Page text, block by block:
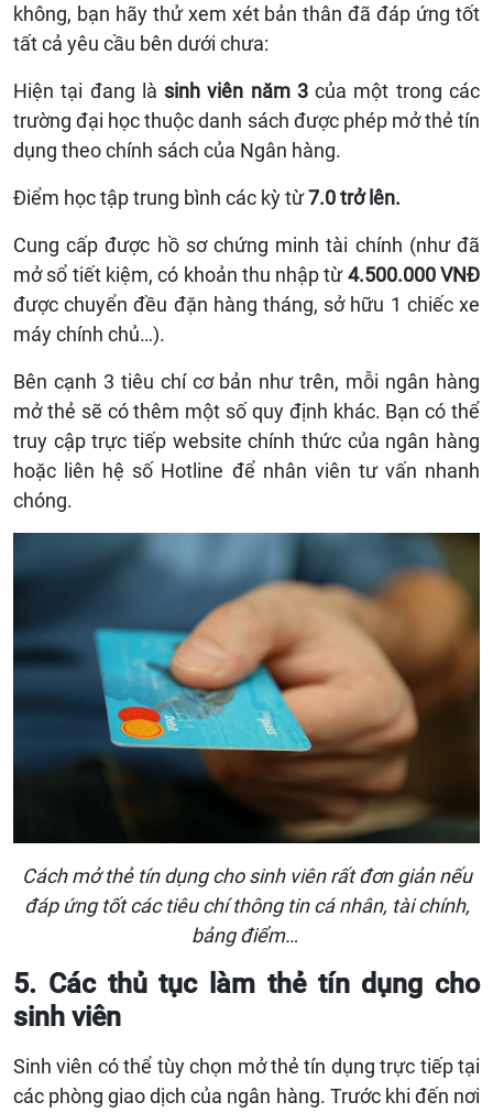
không, bạn hãy thử xem xét bản thân đã đáp ứng tốt
tất cả yêu cầu bên dưới chưa:
Hiện tại đang làsinh viên năm 3của một trong các
trường đại học thuộc danh sách được phép mở thẻ tín
dụng theo chính sách của Ngân hàng.
Điểm học tập trung bình các kỳ từ7.0 trở lên.
Cung cấp được hồ sơ chứng minh tài chính (như đã
mở sổ tiết kiệm, có khoản thu nhập từ4.500.000 VNĐ
được chuyển đều đặn hàng tháng, sở hữu 1 chiếc xe
máy chính chủ…).
Bên cạnh 3 tiêu chí cơ bản như trên, mỗi ngân hàng
mở thẻ sẽ có thêm một số quy định khác. Bạn có thể
truy cập trực tiếp website chính thức của ngân hàng
hoặc liên hệ số Hotline để nhân viên tư vấn nhanh
chóng.
Cách mở thẻ tín dụng cho sinh viên rất đơn giản nếu
đáp ứng tốt các tiêu chí thông tin cá nhân, tài chính,
bảng điểm…
5. Các thủ tục làm thẻ tín dụng cho
sinh viên
Sinh viên có thể tùy chọn mở thẻ tín dụng trực tiếp tại
các phòng giao dịch của ngân hàng. Trước khi đến nơi